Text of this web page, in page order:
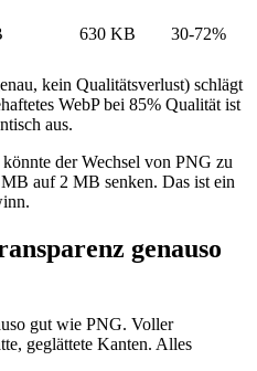
630 KB 30-72%
kein Qualitätsverlust) schlägt
WebP bei 85% Qualität ist
aus.
der Wechsel von PNG zu
auf 2 MB senken. Das ist ein
genauso
gut wie PNG. Voller
geglättete Kanten. Alles